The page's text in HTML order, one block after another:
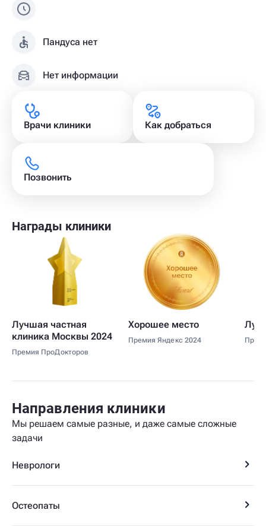
Пандуса нет
Нет информации
Врачи клиники Как добраться
Позвонить
Награды клиники
Лучшая частная
клиника Москвы 2024
Премия ПроДокторов
Хорошее место
Премия Яндекс 2024
Направления клиники
Мы решаем самые разные, и даже самые сложные
задачи
Неврологи
Остеопаты